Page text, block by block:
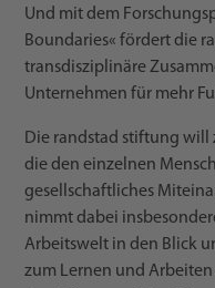
Und mit dem
Boundaries« fördert die
transdisziplinäre
Unternehmen für mehr
Die randstad stiftung
die den einzelnen
gesellschaftliches
nimmt dabei
Arbeitswelt in den Blick
zum Lernen und